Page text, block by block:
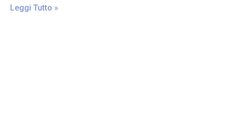
Leggi Tutto »